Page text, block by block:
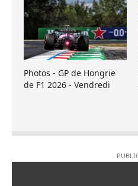
Photos - GP de Hongrie
de F1 2026 - Vendredi